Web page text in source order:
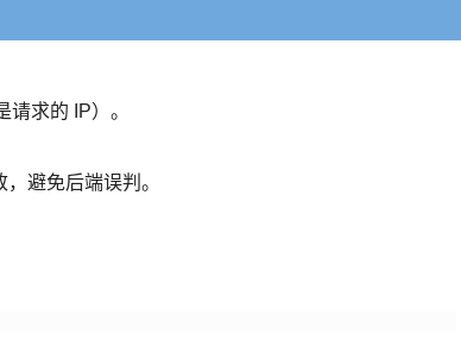
请求的 IP）。
避免后端误判。